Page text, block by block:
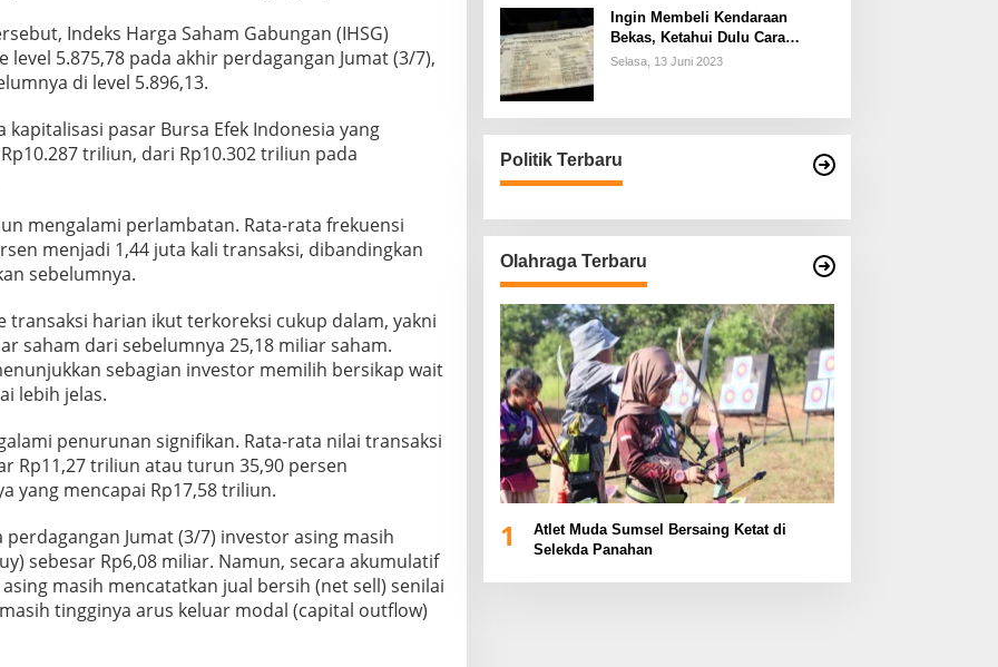
Indeks Harga Saham Gabungan (IHSG)
5.875,78 pada akhir perdagangan Jumat (3/7),
di level 5.896,13.
pasar Bursa Efek Indonesia yang
triliun, dari Rp10.302 triliun pada
mengalami perlambatan. Rata-rata frekuensi
menjadi 1,44 juta kali transaksi, dibandingkan
sebelumnya.
harian ikut terkoreksi cukup dalam, yakni
saham dari sebelumnya 25,18 miliar saham.
sebagian investor memilih bersikap wait
lebih jelas.
penurunan signifikan. Rata-rata nilai transaksi
Rp11,27 triliun atau turun 35,90 persen
yang mencapai Rp17,58 triliun.
Jumat (3/7) investor asing masih
sebesar Rp6,08 miliar. Namun, secara akumulatif
masih mencatatkan jual bersih (net sell) senilai
tingginya arus keluar modal (capital outflow)
Ingin Membeli Kendaraan
Bekas, Ketahui Dulu Cara
Membedakan STNK Palsu dan
Selasa, 13 Juni 2023
Politik Terbaru
Olahraga Terbaru
1
Atlet Muda Sumsel Bersaing Ketat di
Selekda Panahan